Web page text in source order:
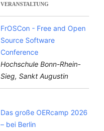
VERANSTALTUNG
FrOSCon - Free and Open
Source Software
Conference
Hochschule Bonn-Rhein-
Sieg, Sankt Augustin
Das große OERcamp 2026
– bei Berlin